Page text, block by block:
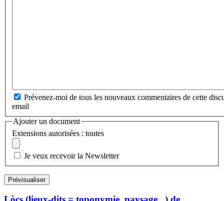
Prévenez-moi de tous les nouveaux commentaires de cette
email
Ajouter un document
Extensions autorisées : toutes
Je veux recevoir la Newsletter